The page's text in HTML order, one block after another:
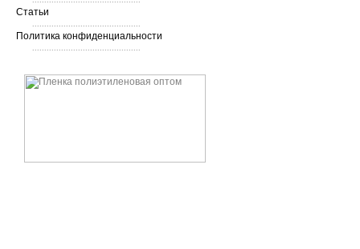
Статьи
Политика конфиденциальности